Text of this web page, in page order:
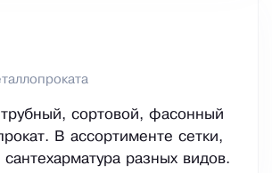
трубный, сортовой, фасонный
В ассортименте сетки,
разных видов.